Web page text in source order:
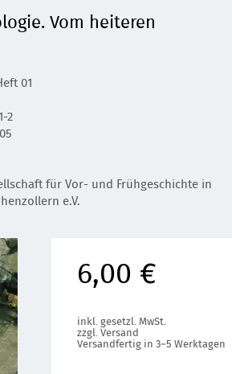
Vom heiteren
01
2
für Vor- und Frühgeschichte in
e.V.
6,00 €
inkl. gesetzl. MwSt.
zzgl. Versand
Versandfertig in 3–5 Werktagen